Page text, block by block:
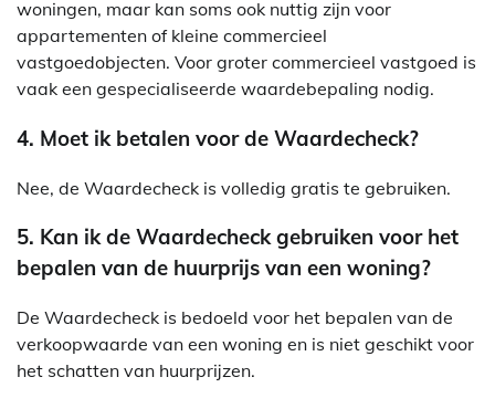
woningen, maar kan soms ook nuttig zijn voor
appartementen of kleine commercieel
vastgoedobjecten. Voor groter commercieel vastgoed is
vaak een gespecialiseerde waardebepaling nodig.
4. Moet ik betalen voor de Waardecheck?
Nee, de Waardecheck is volledig gratis te gebruiken.
5. Kan ik de Waardecheck gebruiken voor het
bepalen van de huurprijs van een woning?
De Waardecheck is bedoeld voor het bepalen van de
verkoopwaarde van een woning en is niet geschikt voor
het schatten van huurprijzen.